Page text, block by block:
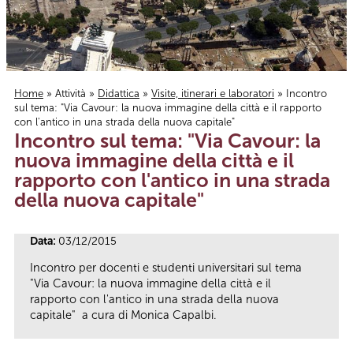
Tu sei qui
Home » Attività » Didattica » Visite, itinerari e laboratori » Incontro
sul tema: "Via Cavour: la nuova immagine della città e il rapporto
con l'antico in una strada della nuova capitale"
Incontro sul tema: "Via Cavour: la
nuova immagine della città e il
rapporto con l'antico in una strada
della nuova capitale"
Data: 03/12/2015
Incontro per docenti e studenti universitari sul tema
"Via Cavour: la nuova immagine della città e il
rapporto con l'antico in una strada della nuova
capitale" a cura di Monica Capalbi.